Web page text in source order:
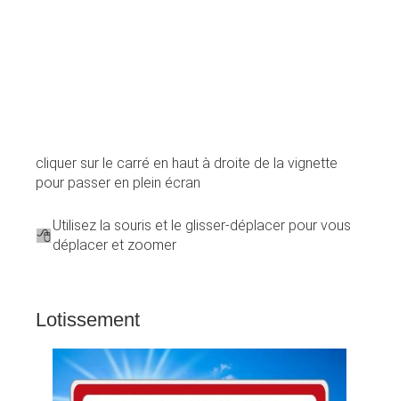
cliquer sur le carré en haut à droite de la vignette
pour passer en plein écran
Utilisez la souris et le glisser-déplacer pour vous
déplacer et zoomer
Lotissement